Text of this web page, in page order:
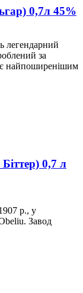
0,7л 45%
легендарний
за
найпоширенішим
0,7 л
р., у
Завод